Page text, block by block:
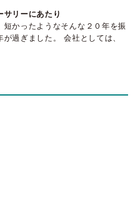
サリーにあたり
短かったようなそんな２０年を振
が過ぎました。 会社としては、